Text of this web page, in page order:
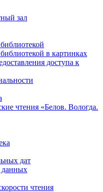
зал
в картинках
доступа к
чтения «Белов. Вологда.
дат
данных
чтения